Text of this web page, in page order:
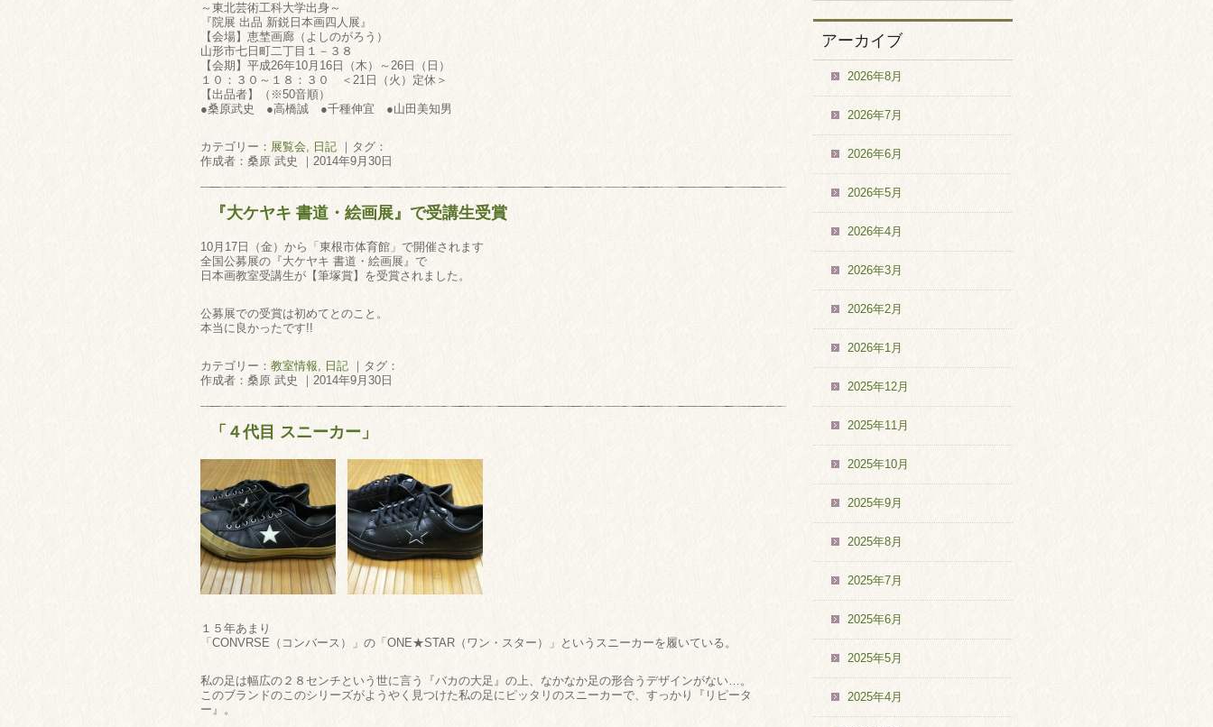
～東北芸術工科大学出身～
『院展 出品 新鋭日本画四人展』
【会場】恵埜画廊（よしのがろう）
山形市七日町二丁目１－３８
【会期】平成26年10月16日（木）～26日（日）
１０：３０～１８：３０ ＜21日（火）定休＞
【出品者】（※50音順）
●桑原武史 ●高橋誠 ●千種伸宜 ●山田美知男
カテゴリー： 展覧会, 日記 ｜タグ：
作成者：桑原 武史 ｜2014年9月30日
『大ケヤキ 書道・絵画展』で受講生受賞
10月17日（金）から「東根市体育館」で開催されます
全国公募展の『大ケヤキ 書道・絵画展』で
日本画教室受講生が【筆塚賞】を受賞されました。
公募展での受賞は初めてとのこと。
本当に良かったです!!
カテゴリー： 教室情報, 日記 ｜タグ：
作成者：桑原 武史 ｜2014年9月30日
「４代目 スニーカー」
１５年あまり
「CONVRSE（コンバース）」の「ONE★STAR（ワン・スター）」というスニーカーを履いている。
私の足は幅広の２８センチという世に言う『バカの大足』の上、なかなか足の形合うデザインがない…。
このブランドのこのシリーズがようやく見つけた私の足にピッタリのスニーカーで、すっかり『リピータ
ー』。
アーカイブ
2026年8月
2026年7月
2026年6月
2026年5月
2026年4月
2026年3月
2026年2月
2026年1月
2025年12月
2025年11月
2025年10月
2025年9月
2025年8月
2025年7月
2025年6月
2025年5月
2025年4月